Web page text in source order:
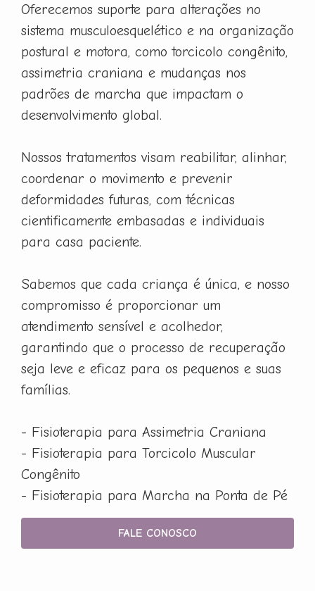
Oferecemos suporte para alterações no
sistema musculoesquelético e na organização
postural e motora, como torcicolo congênito,
assimetria craniana e mudanças nos
padrões de marcha que impactam o
desenvolvimento global.
Nossos tratamentos visam reabilitar, alinhar,
coordenar o movimento e prevenir
deformidades futuras, com técnicas
cientificamente embasadas e individuais
para casa paciente.
Sabemos que cada criança é única, e nosso
compromisso é proporcionar um
atendimento sensível e acolhedor,
garantindo que o processo de recuperação
seja leve e eficaz para os pequenos e suas
famílias.
- Fisioterapia para Assimetria Craniana
- Fisioterapia para Torcicolo Muscular
Congênito
- Fisioterapia para Marcha na Ponta de Pé
FALE CONOSCO